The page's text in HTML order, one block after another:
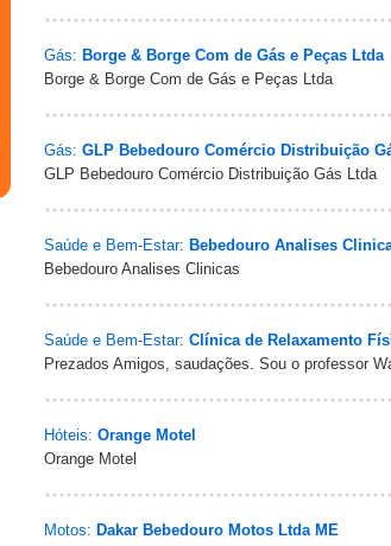
Gás: Borge & Borge Com de Gás e Peças Ltda
Borge & Borge Com de Gás e Peças Ltda
Gás: GLP Bebedouro Comércio Distribuição
GLP Bebedouro Comércio Distribuição Gás Ltda
Saúde e Bem-Estar: Bebedouro Analises
Bebedouro Analises Clinicas
Saúde e Bem-Estar: Clínica de Relaxamento
Prezados Amigos, saudações. Sou o professor
Hóteis: Orange Motel
Orange Motel
Motos: Dakar Bebedouro Motos Ltda ME